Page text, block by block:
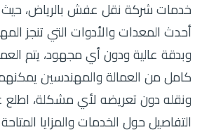
خدمات شركة نقل عفش بالرياض، حيث
أحدث المعدات والأدوات التي تنجز
وبدقة عالية ودون أي مجهود، يتم
كامل من العمالة والمهندسين يمكنهم
ونقله دون تعريضه لأي مشكلة، اطلع
التفاصيل حول الخدمات والمزايا